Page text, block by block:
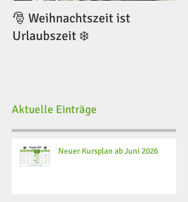
🎅 Weihnachtszeit ist
Urlaubszeit ❄️
Aktuelle Einträge
Neuer Kursplan ab Juni 2026